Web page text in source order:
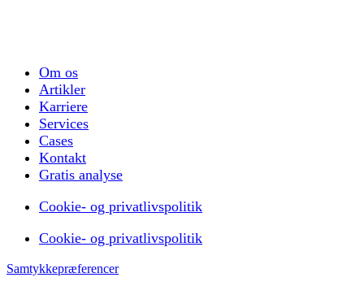
Om os
Artikler
Karriere
Services
Cases
Kontakt
Gratis analyse
Cookie- og privatlivspolitik
Cookie- og privatlivspolitik
Samtykkepræferencer